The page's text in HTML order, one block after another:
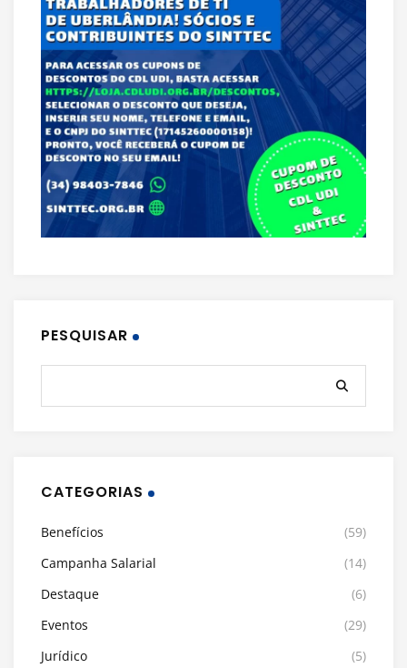
PESQUISAR
CATEGORIAS
Benefícios
(59)
Campanha Salarial
(14)
Destaque
(6)
Eventos
(29)
Jurídico
(5)